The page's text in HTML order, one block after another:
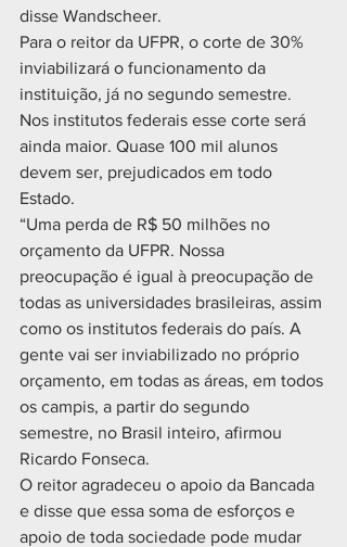
disse Wandscheer.
Para o reitor da UFPR, o corte de 30%
inviabilizará o funcionamento da
instituição, já no segundo semestre.
Nos institutos federais esse corte será
ainda maior. Quase 100 mil alunos
devem ser, prejudicados em todo
Estado.
“Uma perda de R$ 50 milhões no
orçamento da UFPR. Nossa
preocupação é igual à preocupação de
todas as universidades brasileiras, assim
como os institutos federais do país. A
gente vai ser inviabilizado no próprio
orçamento, em todas as áreas, em todos
os campis, a partir do segundo
semestre, no Brasil inteiro, afirmou
Ricardo Fonseca.
O reitor agradeceu o apoio da Bancada
e disse que essa soma de esforços e
apoio de toda sociedade pode mudar